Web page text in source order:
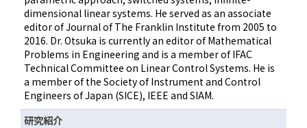
dimensional linear systems. He served as an associate
editor of Journal of The Franklin Institute from 2005 to
2016. Dr. Otsuka is currently an editor of Mathematical
Problems in Engineering and is a member of IFAC
Technical Committee on Linear Control Systems. He is
a member of the Society of Instrument and Control
Engineers of Japan (SICE), IEEE and SIAM.
研究紹介